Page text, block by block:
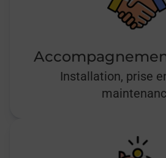
Installation, prise